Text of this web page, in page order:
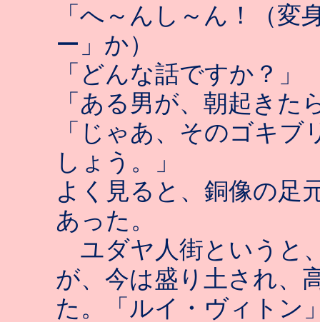
「へ～んし～ん！（変
ー」か）
「どんな話ですか？」
「ある男が、朝起き
「じゃあ、そのゴキ
しょう。」
よく見ると、銅像の足
あった。
ユダヤ人街というと
が、今は盛り土され、
た。「ルイ・ヴィトン